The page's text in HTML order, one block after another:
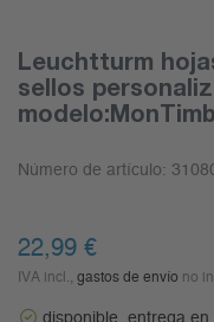
Leuchtturm
sellos
Número de artículo:
22,99 €
IVA incl., gastos de envío no
disponible, entrega